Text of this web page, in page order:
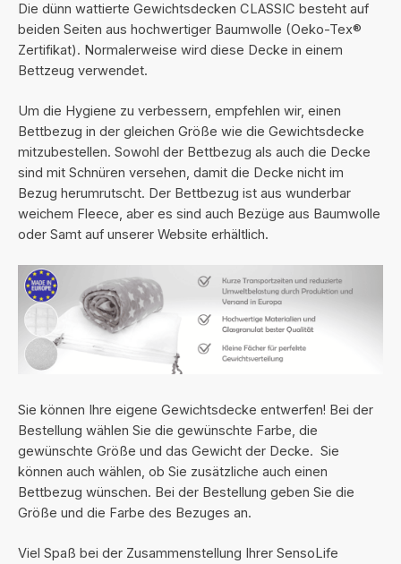
Die dünn wattierte Gewichtsdecken CLASSIC besteht auf
beiden Seiten aus hochwertiger Baumwolle (Oeko-Tex®
Zertifikat). Normalerweise wird diese Decke in einem
Bettzeug verwendet.
Um die Hygiene zu verbessern, empfehlen wir, einen
Bettbezug in der gleichen Größe wie die Gewichtsdecke
mitzubestellen. Sowohl der Bettbezug als auch die Decke
sind mit Schnüren versehen, damit die Decke nicht im
Bezug herumrutscht. Der Bettbezug ist aus wunderbar
weichem Fleece, aber es sind auch Bezüge aus Baumwolle
oder Samt auf unserer Website erhältlich.
Sie können Ihre eigene Gewichtsdecke entwerfen! Bei der
Bestellung wählen Sie die gewünschte Farbe, die
gewünschte Größe und das Gewicht der Decke. Sie
können auch wählen, ob Sie zusätzliche auch einen
Bettbezug wünschen. Bei der Bestellung geben Sie die
Größe und die Farbe des Bezuges an.
Viel Spaß bei der Zusammenstellung Ihrer SensoLife